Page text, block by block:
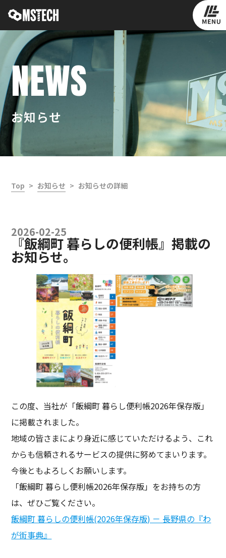
NEWS
お知らせ
Top お知らせ お知らせの詳細
2026-02-25
『飯綱町 暮らしの便利帳』掲載の
お知らせ。
この度、当社が「飯綱町 暮らし便利帳2026年保存版」
に掲載されました。
地域の皆さまにより身近に感じていただけるよう、これ
からも信頼されるサービスの提供に努めてまいります。
今後ともよろしくお願いします。
「飯綱町 暮らし便利帳2026年保存版」をお持ちの方
は、ぜひご覧ください。
飯綱町 暮らしの便利帳(2026年保存版) － 長野県の『わ
が街事典』